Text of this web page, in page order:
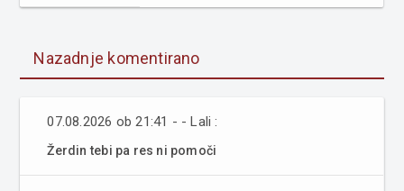
Nazadnje komentirano
07.08.2026 ob 21:41 - - Lali :
Žerdin tebi pa res ni pomoči